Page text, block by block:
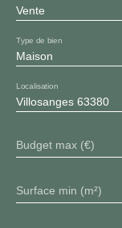
Vente
Maison
Type de bien
Villosanges 63380
Localisation
Budget max (€)
Surface min (m²)